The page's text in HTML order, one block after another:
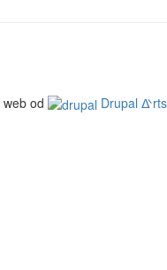
web od Drupal ᐬrts